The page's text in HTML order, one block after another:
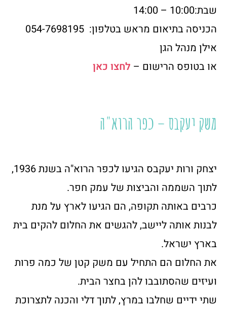
שבת:10:00 – 14:00
הכניסה בתיאום מראש בטלפון: 054-7698195
אילן מנהל הגן
או בטופס הרישום – לחצו כאן
משק יעקבס – כפר הרוא"ה
יצחק ורות יעקבס הגיעו לכפר הרוא"ה בשנת 1936,
לתוך השממה והביצות של עמק חפר.
כרבים באותה תקופה, הם הגיעו לארץ על מנת
לבנות אותה ליישב, להגשים את החלום להקים בית
בארץ ישראל.
את החלום הם התחיל עם משק קטן של כמה פרות
ועיזים שהסתובבו להן בחצר הבית.
שתי ידיים שחלבו במרץ, לתוך דלי והכנה לתצרוכת